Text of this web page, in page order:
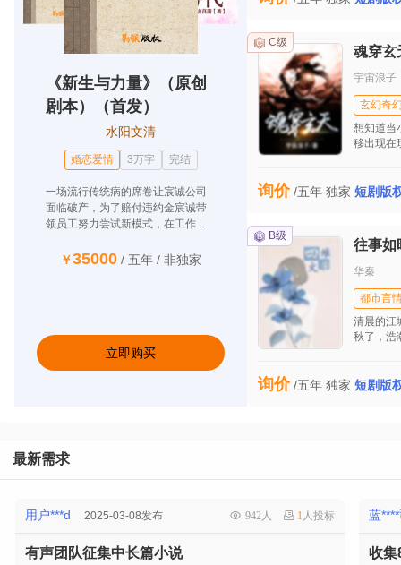
《新生与力量》（原创
剧本）（首发）
水阳文清
婚恋爱情 3万字 完结
一场流行传统病的席卷让宸诚公司
面临破产，为了赔付违约金宸诚带
领员工努力尝试新模式，在工作和
的意义。最后在他的坚持下成功接
并没有打垮她，也逐渐揭开她的原
生家庭关系，同时也收获了美好的
爱情。
35000 / 五年 / 非独家
立即购买
衣食无
唯一的美
未实现，
理，会
路，喜
才华壮志
女，却只
过平淡的
C级
魂穿玄
宇宙浪子
玄幻奇
想知道当
移出现在
他还发现
询价 /五年 独家 短剧版
B级
往事如
华秦
都市言
清晨的江
秋了，浩
询价 /五年 独家 短剧版
最新需求
用户***d 2025-03-08发布 942人 1 人投标
有声团队征集中长篇小说
蓝
收集